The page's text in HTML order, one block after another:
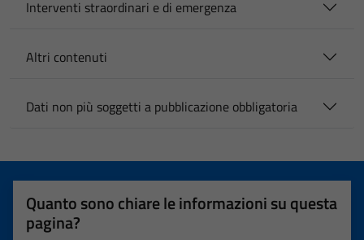
Interventi straordinari e di emergenza
Altri contenuti
Dati non più soggetti a pubblicazione obbligatoria
Quanto sono chiare le informazioni su questa
pagina?